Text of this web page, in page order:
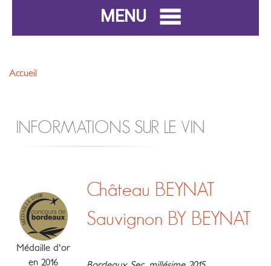
MENU
Accueil
INFORMATIONS SUR LE VIN
Médaille d'or
en 2016
Château BEYNAT
Sauvignon BY BEYNAT